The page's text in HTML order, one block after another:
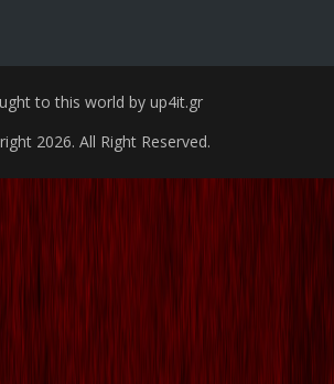
to this world by up4it.gr
2026. All Right Reserved.